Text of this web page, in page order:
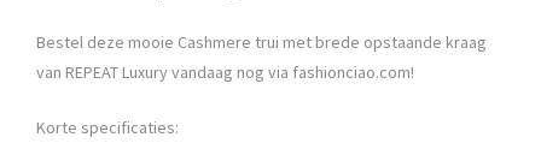
Bestel deze mooie Cashmere trui met brede opstaande kraag
van REPEAT Luxury vandaag nog via fashionciao.com!
Korte specificaties: